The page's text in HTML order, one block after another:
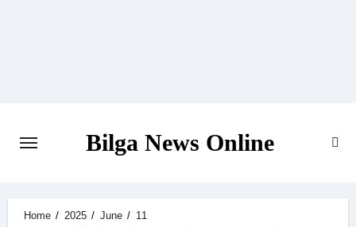
Bilga News Online
Home 2025 June
11